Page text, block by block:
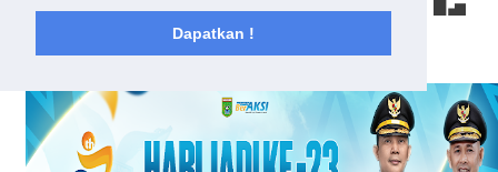
Dapatkan !
Membidik Ke Segala Arah